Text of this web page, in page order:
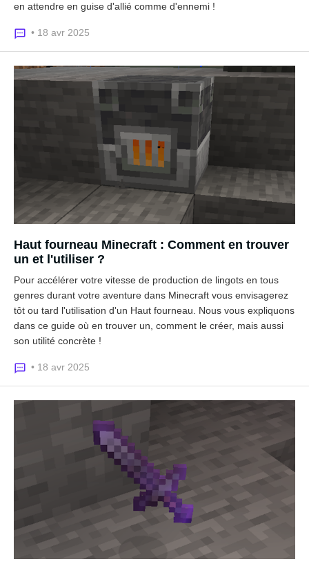
en attendre en guise d'allié comme d'ennemi !
• 18 avr 2025
Haut fourneau Minecraft : Comment en trouver
un et l'utiliser ?
Pour accélérer votre vitesse de production de lingots en tous
genres durant votre aventure dans Minecraft vous envisagerez
tôt ou tard l'utilisation d'un Haut fourneau. Nous vous expliquons
dans ce guide où en trouver un, comment le créer, mais aussi
son utilité concrète !
• 18 avr 2025